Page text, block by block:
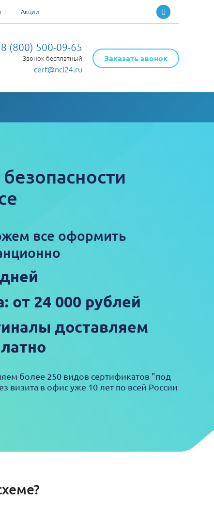
Акции
8 (800) 500-09-65
Звонок бесплатный
cert@ncl24.ru
Заказать звонок
все оформить
от 24 000 рублей
доставляем
более 250 видов сертификатов "под
визита в офис уже 10 лет по всей России